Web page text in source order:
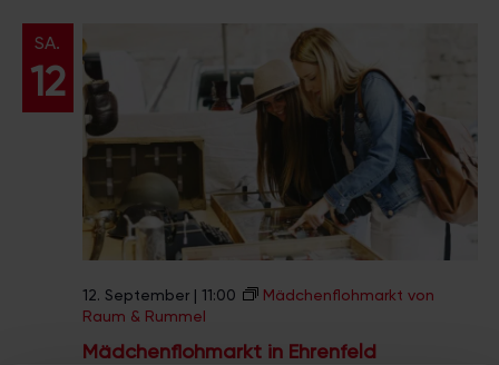
SA.
12
Mädchenflohmarkt in Ehrenfeld
12. September | 11:00
Mädchenflohmarkt von
Raum & Rummel